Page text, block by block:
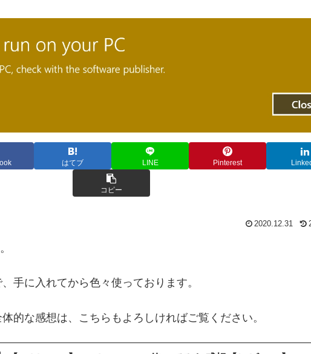
はてブ LINE Pinterest
コピー
2020.12.31
手に入れてから色々使っております。
的な感想は、こちらもよろしければご覧ください。